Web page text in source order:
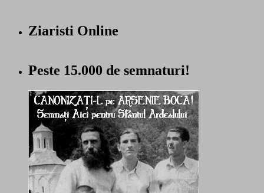
Ziaristi Online
Peste 15.000 de semnaturi!